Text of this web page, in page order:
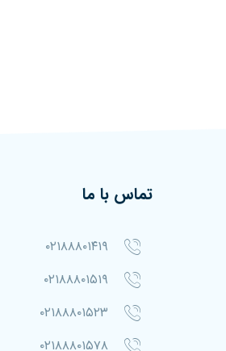
تماس با ما
۰۲۱۸۸۸۰۱۴۱۹
۰۲۱۸۸۸۰۱۵۱۹
۰۲۱۸۸۸۰۱۵۲۳
۰۲۱۸۸۸۰۱۵۷۸